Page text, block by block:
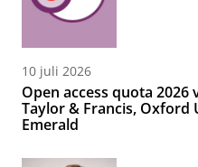
10 juli 2026
Open access quota
Taylor & Francis, Oxford
Emerald